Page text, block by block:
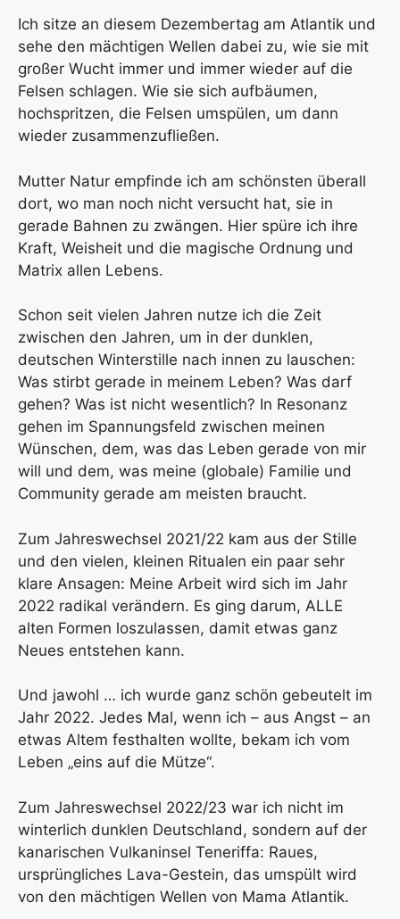
Ich sitze an diesem Dezembertag am Atlantik und
sehe den mächtigen Wellen dabei zu, wie sie mit
großer Wucht immer und immer wieder auf die
Felsen schlagen. Wie sie sich aufbäumen,
hochspritzen, die Felsen umspülen, um dann
wieder zusammenzufließen.
Mutter Natur empfinde ich am schönsten überall
dort, wo man noch nicht versucht hat, sie in
gerade Bahnen zu zwängen. Hier spüre ich ihre
Kraft, Weisheit und die magische Ordnung und
Matrix allen Lebens.
Schon seit vielen Jahren nutze ich die Zeit
zwischen den Jahren, um in der dunklen,
deutschen Winterstille nach innen zu lauschen:
Was stirbt gerade in meinem Leben? Was darf
gehen? Was ist nicht wesentlich? In Resonanz
gehen im Spannungsfeld zwischen meinen
Wünschen, dem, was das Leben gerade von mir
will und dem, was meine (globale) Familie und
Community gerade am meisten braucht.
Zum Jahreswechsel 2021/22 kam aus der Stille
und den vielen, kleinen Ritualen ein paar sehr
klare Ansagen: Meine Arbeit wird sich im Jahr
2022 radikal verändern. Es ging darum, ALLE
alten Formen loszulassen, damit etwas ganz
Neues entstehen kann.
Und jawohl … ich wurde ganz schön gebeutelt im
Jahr 2022. Jedes Mal, wenn ich – aus Angst – an
etwas Altem festhalten wollte, bekam ich vom
Leben „eins auf die Mütze“.
Zum Jahreswechsel 2022/23 war ich nicht im
winterlich dunklen Deutschland, sondern auf der
kanarischen Vulkaninsel Teneriffa: Raues,
ursprüngliches Lava-Gestein, das umspült wird
von den mächtigen Wellen von Mama Atlantik.